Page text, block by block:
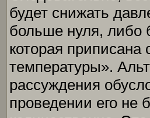
будет снижать
больше нуля, либо
которая
температуры».
рассуждения
проведении его не